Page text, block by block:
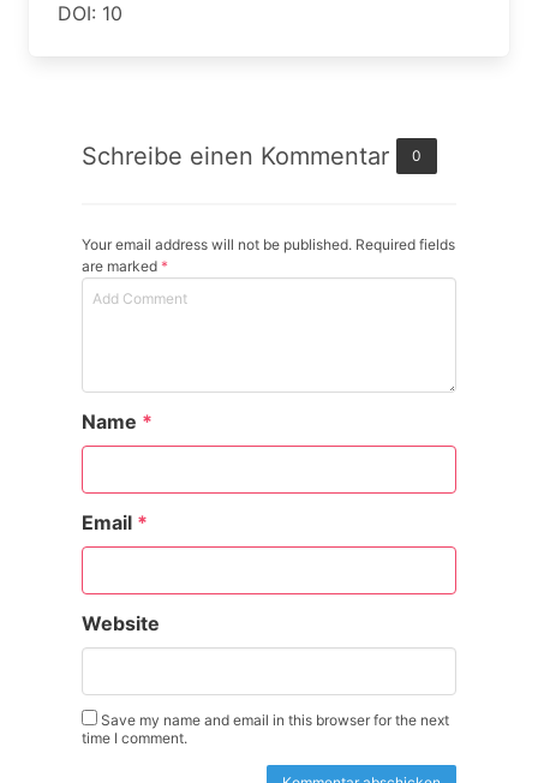
DOI: 10
Schreibe einen Kommentar 0
Your email address will not be published. Required fields
are marked *
Name *
Email *
Website
Save my name and email in this browser for the next
time I comment.